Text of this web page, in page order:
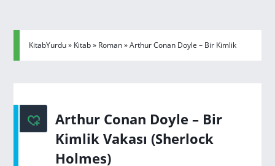
KitabYurdu» Kitab» Roman» Arthur Conan Doyle – Bir Kimlik
Arthur Conan Doyle – Bir
Kimlik Vakası (Sherlock
Holmes)